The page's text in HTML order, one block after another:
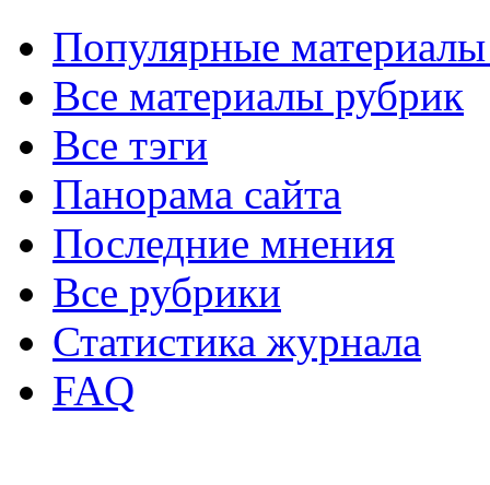
Популярные
Все материалы рубрик
Все тэги
Панорама сайта
Последние мнения
Все рубрики
Статистика журнала
FAQ